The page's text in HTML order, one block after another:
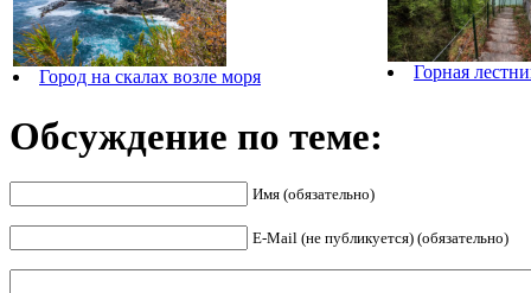
Город на скалах возле моря Горная
Обсуждение по теме:
Имя (обязательно)
E-Mail (не публикуется) (обязательно)